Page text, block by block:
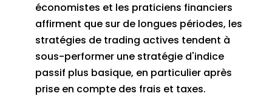
économistes et les praticiens financiers
affirment que sur de longues périodes, les
stratégies de trading actives tendent à
sous-performer une stratégie d'indice
passif plus basique, en particulier après
prise en compte des frais et taxes.